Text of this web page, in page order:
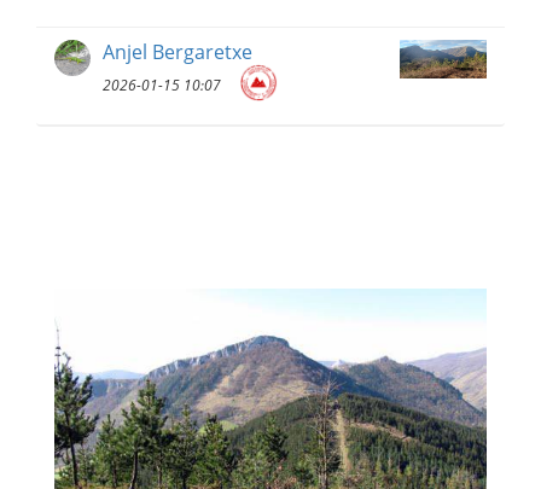
Anjel Bergaretxe
2026-01-15 10:07